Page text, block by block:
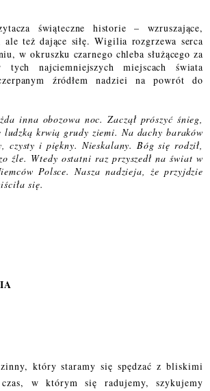
świąteczne historie – wzruszające,
ale też dające siłę. Wigilia rozgrzewa serca
w okruszku czarnego chleba służącego za
tych najciemniejszych miejscach świata
źródłem nadziei na powrót do
inna obozowa noc. Zaczął prószyć śnieg,
ludzką krwią grudy ziemi. Na dachy baraków
czysty i piękny. Nieskalany. Bóg się rodził,
źle. Wtedy ostatni raz przyszedł na świat w
Polsce. Nasza nadzieja, że przyjdzie
się.
A
który staramy się spędzać z bliskimi
w którym się radujemy, szykujemy